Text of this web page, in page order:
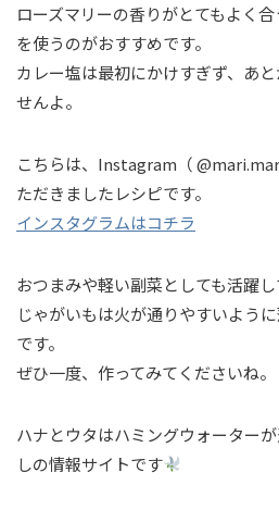
ローズマリーの香りがとてもよく
を使うのがおすすめです。
カレー塩は最初にかけすぎず、あ
せんよ。
こちらは、Instagram（
ただきましたレシピです。
インスタグラムはコチラ
おつまみや軽い副菜としても活躍し
じゃがいもは火が通りやすいよう
です。
ぜひ一度、作ってみてくださいね。
ハナとウタはハミングウォーター
しの情報サイトです